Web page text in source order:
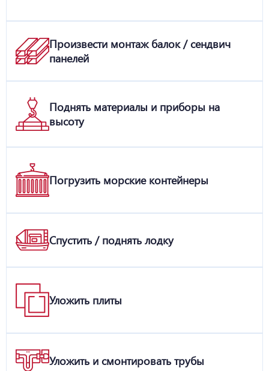
Произвести монтаж балок / сендвич
панелей
Поднять материалы и приборы на
высоту
Погрузить морские контейнеры
Спустить / поднять лодку
Уложить плиты
Уложить и смонтировать трубы